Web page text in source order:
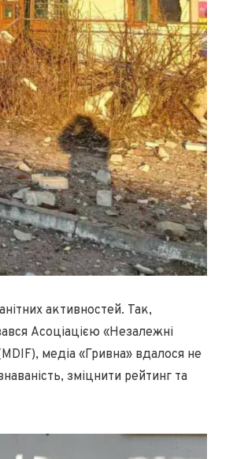
активностей. Так,
Асоціацією «Незалежні
медіа «Гривна» вдалося не
зміцнити рейтинг та